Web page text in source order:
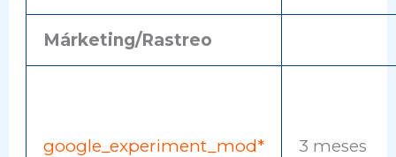
Márketing/Rastreo
google_experiment_mod* 3 meses